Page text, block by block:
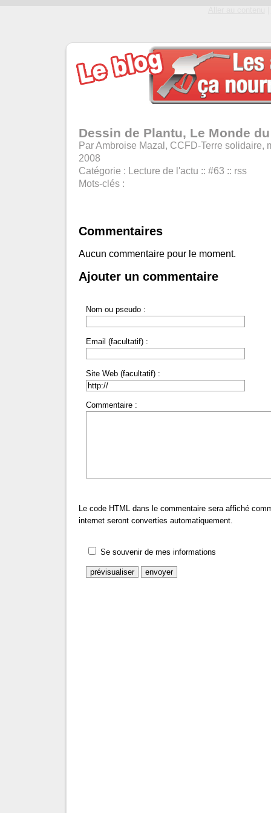
Dessin de Plantu, Le Monde
Par Ambroise Mazal, CCFD-Terre solidaire,
2008
Catégorie : Lecture de l'actu :: #63 :: rss
Mots-clés :
Commentaires
Aucun commentaire pour le moment.
Ajouter un commentaire
Nom ou pseudo :
Email (facultatif) :
Site Web (facultatif) :
Commentaire :
Le code HTML dans le commentaire sera affiché
internet seront converties automatiquement.
Se souvenir de mes informations